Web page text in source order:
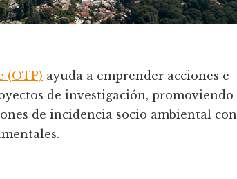
(OTP) ayuda a emprender acciones e
de investigación, promoviendo
de incidencia socio ambiental con